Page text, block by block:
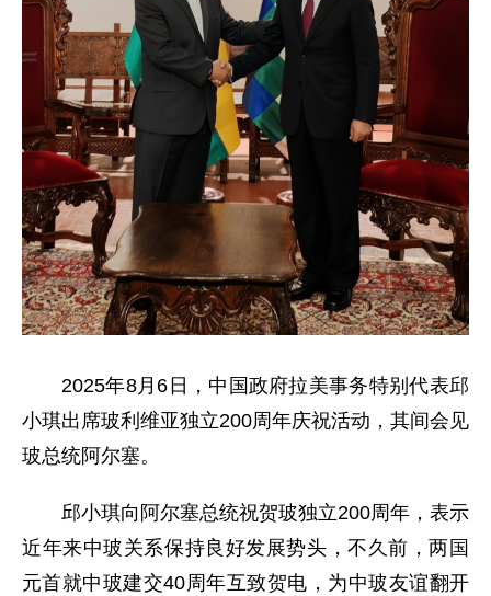
2025年8月6日，中国政府拉美事务特别代表邱
小琪出席玻利维亚独立200周年庆祝活动，其间会见
玻总统阿尔塞。
邱小琪向阿尔塞总统祝贺玻独立200周年，表示
近年来中玻关系保持良好发展势头，不久前，两国
元首就中玻建交40周年互致贺电，为中玻友谊翻开